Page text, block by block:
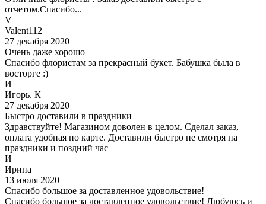
отчетом.Спасибо...
V
Valent112
27 декабря 2020
Очень даже хорошо
Спасибо флористам за прекрасный букет. Бабушка была в
восторге :)
И
Игорь. К
27 декабря 2020
Быстро доставили в праздники
Здравствуйте! Магазином доволен в целом. Сделал заказ,
оплата удобная по карте. Доставили быстро не смотря на
праздники и поздний час
И
Ирина
13 июля 2020
Спасибо большое за доставленное удовольствие!
Спасибо большое за доставленное удовольствие! Любуюсь и